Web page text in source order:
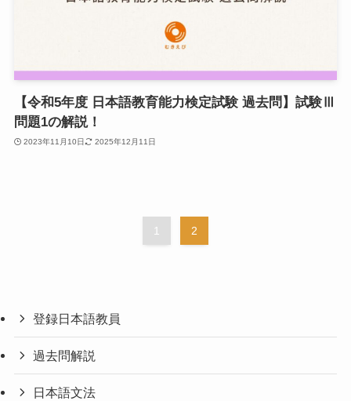
【令和5年度 日本語教育能力検定試験 過去問】試験Ⅲ
問題1の解説！
2023年11月10日 2025年12月11日
1 2
登録日本語教員
過去問解説
日本語文法